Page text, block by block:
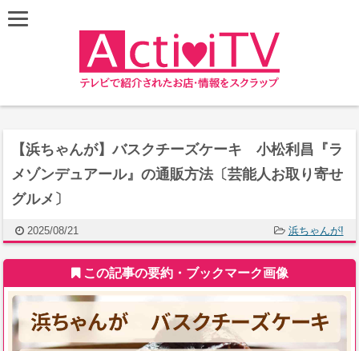
【浜ちゃんが】バスクチーズケーキ 小松利昌『ラ
メゾンデュアール』の通販方法〔芸能人お取り寄せ
グルメ〕
2025/08/21 浜ちゃんが!
この記事の要約・ブックマーク画像